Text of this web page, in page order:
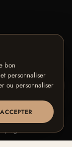
bon
personnaliser
ou personnaliser